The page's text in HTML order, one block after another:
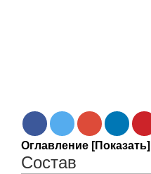
Оглавление [Показать]
Состав